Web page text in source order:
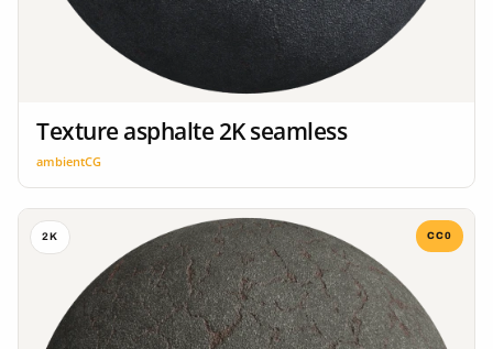
Texture asphalte 2K seamless
ambientCG
2K CC0